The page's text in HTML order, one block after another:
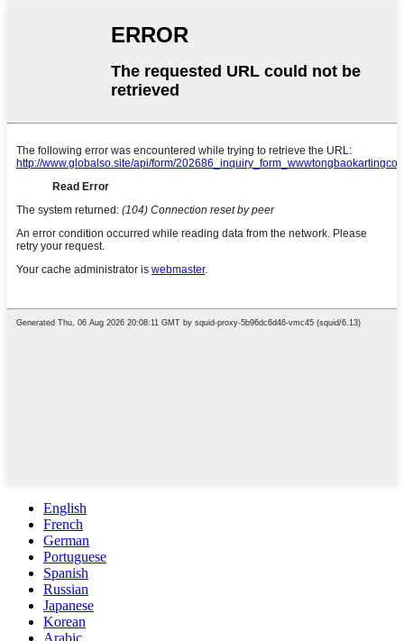
English
French
German
Portuguese
Spanish
Russian
Japanese
Korean